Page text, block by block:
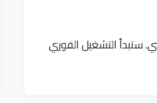
ستبدأ التشغيل الفوري